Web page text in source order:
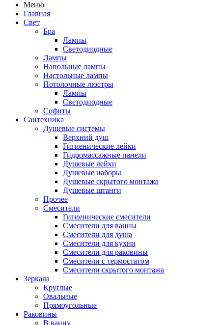
Меню
Главная
Свет
Бра
Лампы
Светодиодные
Лампы
Напольные лампы
Настольные лампы
Потолочные люстры
Лампы
Светодиодные
Софиты
Сантехника
Душевые системы
Верхний душ
Гигиенические лейки
Гидромассажные панели
Душевые лейки
Душевые наборы
Душевые скрытого монтажа
Душевые штанги
Прочее
Смесители
Гигиенические смесители
Смесители для ванны
Смесители для душа
Смесители для кухни
Смесители для раковины
Смесители с термостатом
Смесители скрытого монтажа
Зеркала
Круглые
Овальные
Прямоугольные
Раковины
В ванну